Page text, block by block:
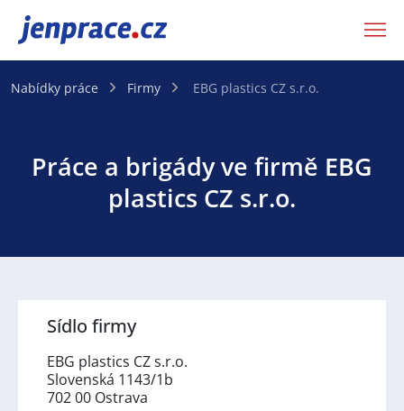
JenPráce.cz
Nabídky práce Firmy EBG plastics CZ s.r.o.
Práce a brigády ve firmě EBG
plastics CZ s.r.o.
Sídlo firmy
EBG plastics CZ s.r.o.
Slovenská 1143/1b
702 00 Ostrava